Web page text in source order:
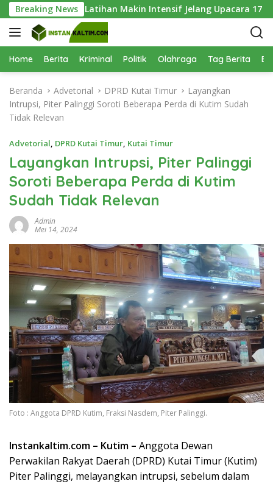
a
g
u
Breaking News
Keenam, Latihan Makin Intensif Jelang Upacara 17 Agustus
Home Berita Kriminal Politik Olahraga Tag Berita
Beranda Advetorial DPRD Kutai Timur
Layangkan
Intrupsi, Piter Palinggi Soroti Beberapa Perda di Kutim Sudah
Tidak Relevan
Advetorial, DPRD Kutai Timur, Kutai Timur
Layangkan Intrupsi, Piter Palinggi
Soroti Beberapa Perda di Kutim
Sudah Tidak Relevan
Admin
Mei 14, 2024
Foto : Anggota DPRD Kutim, Fraksi Nasdem, Piter Palinggi.
Instankaltim.com – Kutim – Anggota Dewan
Perwakilan Rakyat Daerah (DPRD) Kutai Timur (Kutim)
Piter Palinggi, melayangkan intrupsi, sebelum dalam